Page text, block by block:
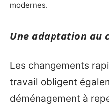
modernes.
Une adaptation au
Les changements
travail obligent
déménagement à